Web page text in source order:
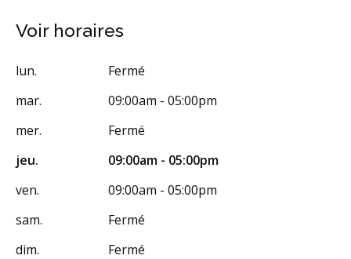
Voir horaires
lun.
Fermé
mar.
09:00am - 05:00pm
mer.
Fermé
jeu.
09:00am - 05:00pm
ven.
09:00am - 05:00pm
sam.
Fermé
dim.
Fermé